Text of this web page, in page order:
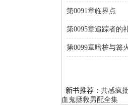
第0091章临界点
第0095章追踪者的
第0099章暗桩与篝
新书推荐： 共感疯
血鬼拯救男配全集